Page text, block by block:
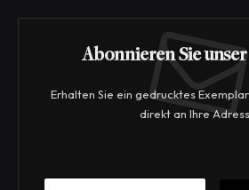
Abonnieren Sie
Erhalten Sie ein gedrucktes
direkt an Ihre
E